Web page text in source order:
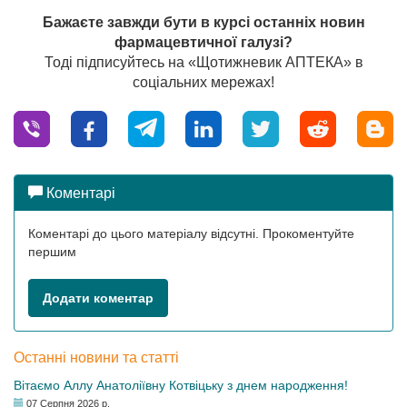
Бажаєте завжди бути в курсі останніх новин
фармацевтичної галузі?
Тоді підписуйтесь на «Щотижневик АПТЕКА» в
соціальних мережах!
Коментарі
Коментарі до цього матеріалу відсутні. Прокоментуйте
першим
Додати коментар
Останні новини та статті
Вітаємо Аллу Анатоліївну Котвіцьку з днем народження!
07 Серпня 2026 р.